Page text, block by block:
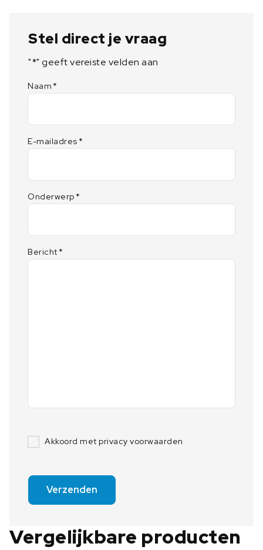
Stel direct je vraag
"*" geeft vereiste velden aan
Naam *
E-mailadres *
Onderwerp *
Bericht *
Akkoord met privacy voorwaarden
Verzenden
Vergelijkbare producten